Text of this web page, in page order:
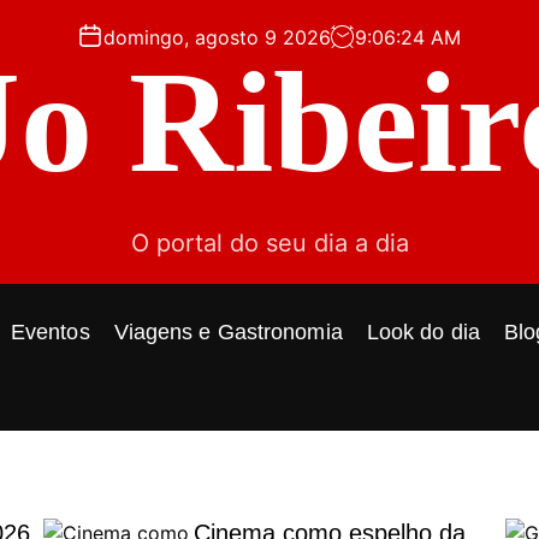
domingo, agosto 9 2026 9:06:25 AM
O portal do seu dia a dia
Eventos Viagens e Gastronomia Look do dia
Cinema como espelho da